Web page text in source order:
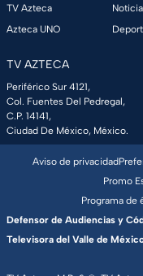
TV Azteca
Azteca UNO
TV AZTECA
Periférico Sur 4121,
Col. Fuentes Del Pedregal,
C.P. 14141,
Ciudad De México, México.
Aviso de privacidad
Promo
Programa de
Defensor de Audiencias y
Televisora del Valle de